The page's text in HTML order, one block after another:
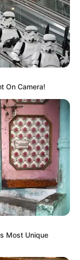
On Camera!
Most Unique